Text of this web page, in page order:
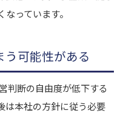
っています。
可能性がある
判断の自由度が低下する
は本社の方針に従う必要